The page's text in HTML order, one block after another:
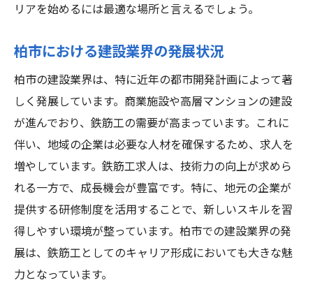
スキルアップを目指せる職場環境
柏市での鉄筋工キャリアスタート事例
鉄筋工求人での初めての一歩を支援する制
度
柏市の鉄筋工求人で新しいキャリアを始める方
法
鉄筋工としてのキャリアアップのステップ
地元でのネットワーク活用法
求人情報の見つけ方と選び方
キャリアチェンジ成功者のインタビュー
柏市での転職活動を成功させるコツ
リアを始めるには最適な場所と言えるでしょう。
柏市における建設業界の発展状況
柏市の建設業界は、特に近年の都市開発計画によって著
しく発展しています。商業施設や高層マンションの建設
が進んでおり、鉄筋工の需要が高まっています。これに
伴い、地域の企業は必要な人材を確保するため、求人を
増やしています。鉄筋工求人は、技術力の向上が求めら
れる一方で、成長機会が豊富です。特に、地元の企業が
提供する研修制度を活用することで、新しいスキルを習
得しやすい環境が整っています。柏市での建設業界の発
展は、鉄筋工としてのキャリア形成においても大きな魅
力となっています。